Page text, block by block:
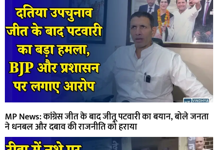
MP News: कांग्रेस जीत के बाद जीतू पटवारी का बयान, बोले जनता
ने धनबल और दबाव की राजनीति को हराया